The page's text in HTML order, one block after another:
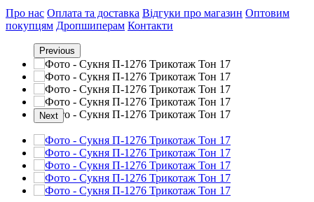
Про нас Оплата та доставка Відгуки про магазин Оптовим
покупцям Дропшиперам Контакти
Previous
Next